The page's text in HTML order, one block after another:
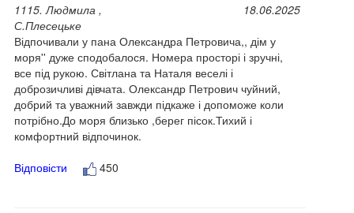
1115. Людмила ,
С.Плесецьке
18.06.2025
Відпочивали у пана Олександра Петровича,, дім у
моря'' дуже сподобалося. Номера просторі і зручні,
все під рукою. Світлана та Наталя веселі і
доброзичливі дівчата. Олександр Петрович чуйний,
добрий та уважний завжди підкаже і допоможе коли
потрібно.До моря близько ,берег пісок.Тихий і
комфортний відпочинок.
Відповісти
450